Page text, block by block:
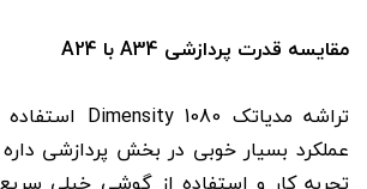
مقایسه قدرت پردازشی A34 با A24
عملکرد بسیار خوبی در بخش پردازشی